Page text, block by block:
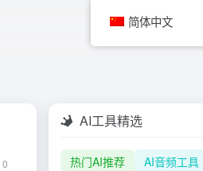
0
AI工具精选
热门AI推荐 AI音频工具
简体中文